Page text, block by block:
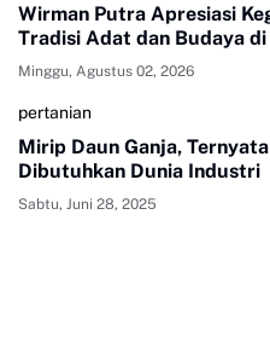
Wirman Putra Apresiasi
Tradisi Adat dan Budaya
Minggu, Agustus 02, 2026
pertanian
Mirip Daun Ganja,
Dibutuhkan Dunia Industri
Sabtu, Juni 28, 2025